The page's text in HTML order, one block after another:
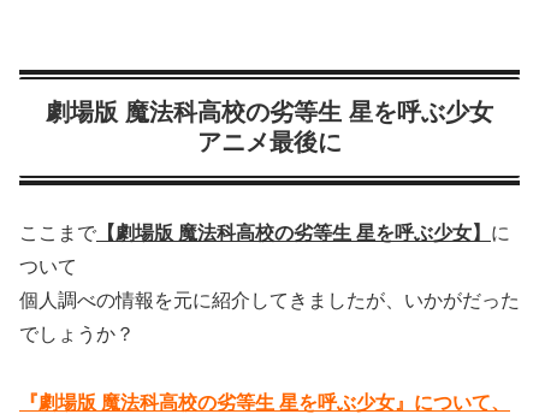
劇場版 魔法科高校の劣等生 星を呼ぶ少女
アニメ最後に
ここまで 【劇場版 魔法科高校の劣等生 星を呼ぶ少女】 に
ついて
個人調べの情報を元に紹介してきましたが、いかがだった
でしょうか？
『劇場版 魔法科高校の劣等生 星を呼ぶ少女』について、